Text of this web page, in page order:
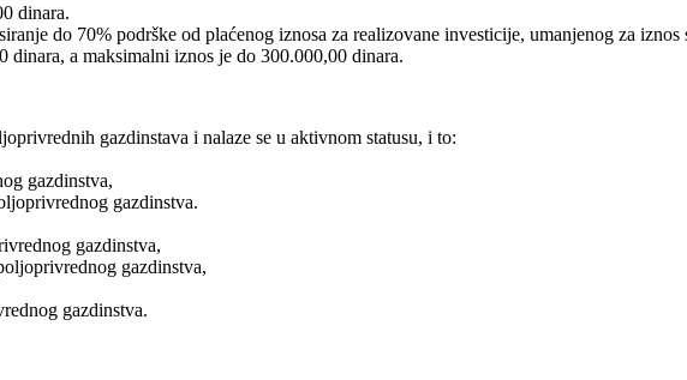
dinara.
do 70% podrške od plaćenog iznosa za realizovane investicije, umanjenog za
a maksimalni iznos je do 300.000,00 dinara.
gazdinstava i nalaze se u aktivnom statusu, i to:
gazdinstva,
gazdinstva.
gazdinstva,
gazdinstva,
gazdinstva.